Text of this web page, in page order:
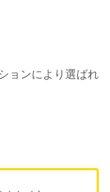
ョンにより選ばれ